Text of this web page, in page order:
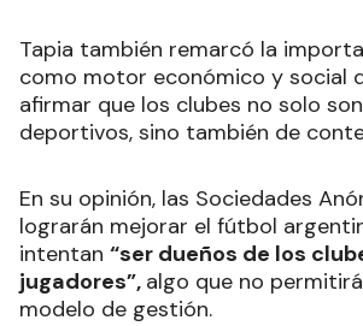
Tapia también remarcó la
como motor económico y social
afirmar que los clubes no solo
deportivos, sino también de
En su opinión, las Sociedades
lograrán mejorar el fútbol
intentan “ser dueños de los
jugadores”, algo que no
modelo de gestión.